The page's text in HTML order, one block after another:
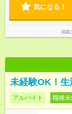
気になる！
掲載
未経験OK！生
アルバイト 職種